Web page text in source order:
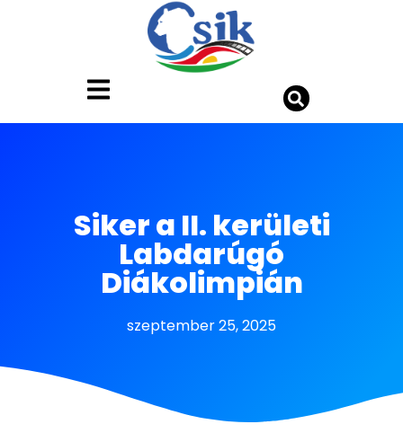
Siker a II. kerületi
Labdarúgó
Diákolimpián
szeptember 25, 2025